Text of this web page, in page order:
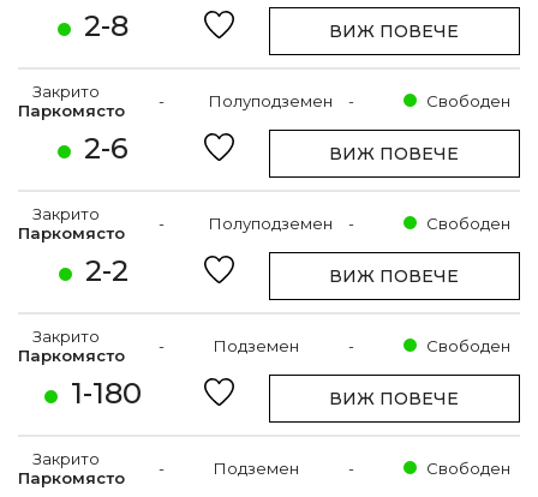
2-8 ВИЖ ПОВЕЧЕ
2-6
Закрито
Паркомясто
- Полуподземен - Свободен
ВИЖ ПОВЕЧЕ
2-2
Закрито
Паркомясто
- Полуподземен - Свободен
ВИЖ ПОВЕЧЕ
1-180
Закрито
Паркомясто
- Подземен - Свободен
ВИЖ ПОВЕЧЕ
Закрито
Паркомясто
- Подземен - Свободен